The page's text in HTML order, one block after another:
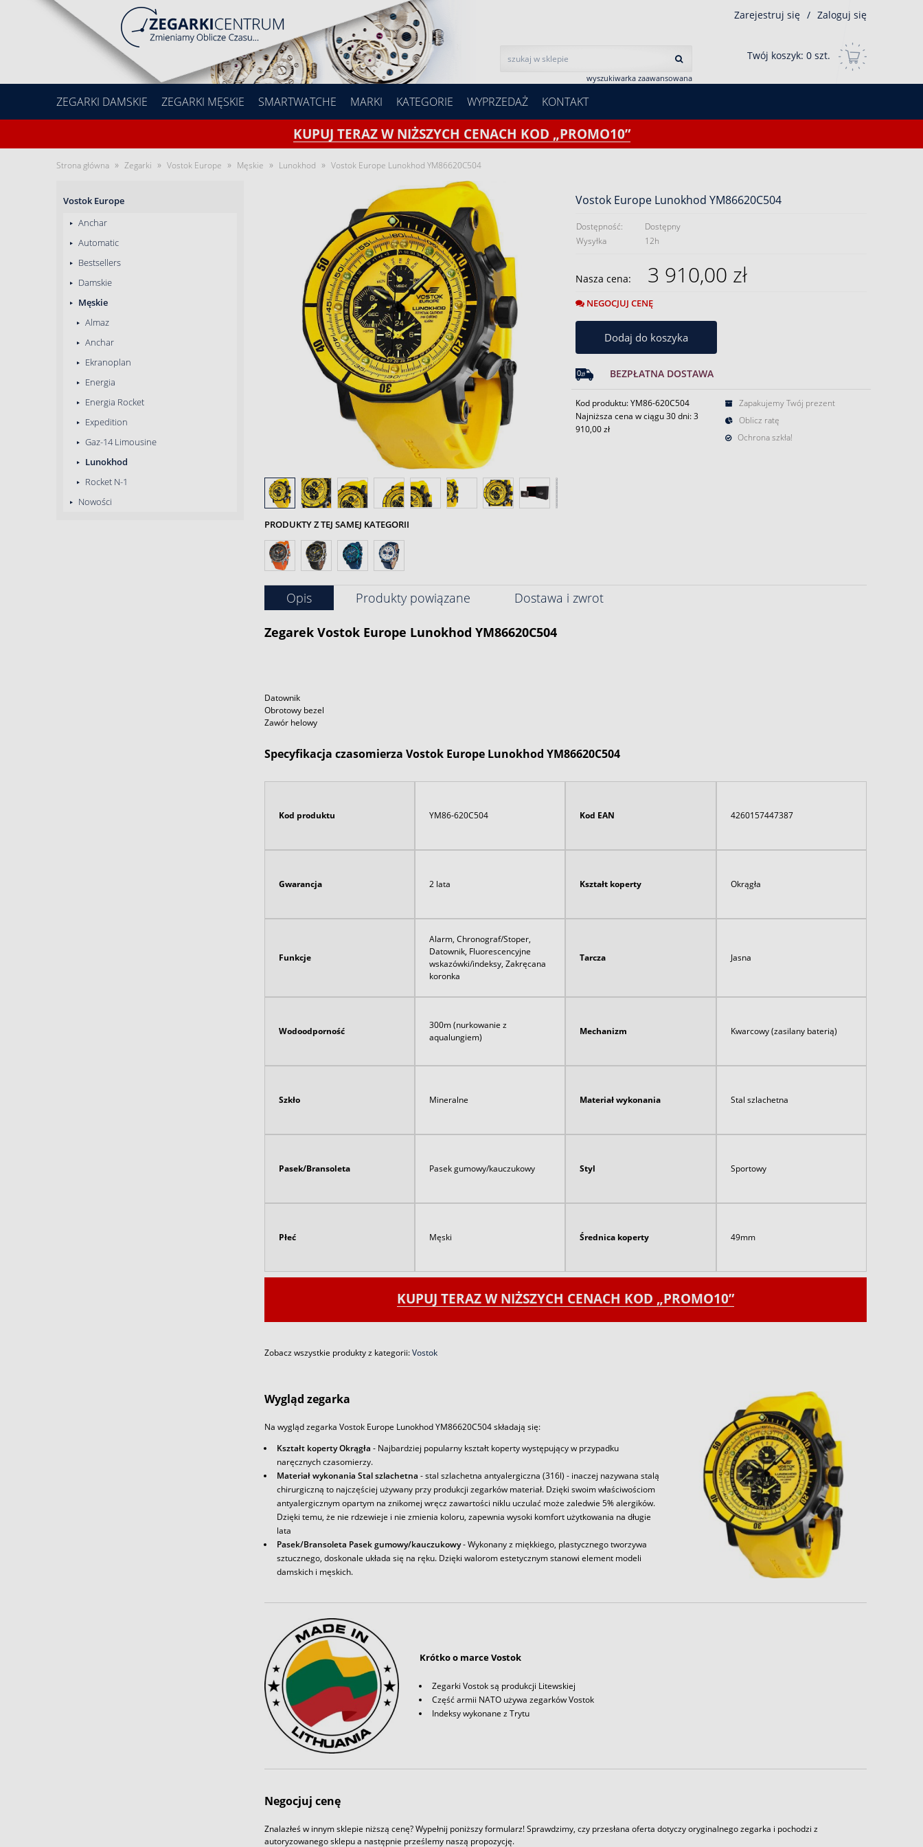
wyszukiwarka zaawansowana
Zarejestruj się / Zaloguj się
Twój koszyk: 0 szt.
ZEGARKI DAMSKIE ZEGARKI MĘSKIE SMARTWATCHE MARKI KATEGORIE WYPRZEDAŻ KONTAKT
KUPUJ TERAZ W NIŻSZYCH CENACH KOD „PROMO10”
Strona główna » Zegarki » Vostok Europe » Męskie » Lunokhod » Vostok Europe Lunokhod YM86620C504
Vostok Europe
Anchar
Automatic
Bestsellers
Damskie
Męskie
Almaz
Anchar
Ekranoplan
Energia
Energia Rocket
Expedition
Gaz-14 Limousine
Lunokhod
Rocket N-1
Nowości
PRODUKTY Z TEJ SAMEJ KATEGORII
Vostok Europe Lunokhod YM86620C504
Dostępność:
Dostępny
Wysyłka
12h
Nasza cena: 3 910,00 zł
NEGOCJUJ CENĘ
Dodaj do koszyka
BEZPŁATNA DOSTAWA
Kod produktu: YM86-620C504
Najniższa cena w ciągu 30 dni:3
910,00 zł
Zapakujemy Twój prezent
Oblicz ratę
Ochrona szkła!
Opis Produkty powiązane Dostawa i zwrot
Zegarek VostokEurope Lunokhod YM86620C504
Datownik
Obrotowy bezel
Zawór helowy
Specyfikacja czasomierza Vostok Europe Lunokhod YM86620C504
Kod produktu YM86-620C504 Kod EAN 4260157447387
Gwarancja 2 lata Kształt koperty Okrągła
Funkcje
Alarm, Chronograf/Stoper,
Datownik, Fluorescencyjne
wskazówki/indeksy, Zakręcana
koronka
Tarcza Jasna
Wodoodporność
300m (nurkowanie z
aqualungiem)
Mechanizm Kwarcowy (zasilany baterią)
Szkło Mineralne Materiał wykonania Stal szlachetna
Pasek/Bransoleta Pasek gumowy/kauczukowy Styl Sportowy
Płeć Męski Średnica koperty 49mm
KUPUJ TERAZ W NIŻSZYCH CENACH KOD „PROMO10”
Zobacz wszystkie produkty z kategorii:Vostok
Wygląd zegarka
Na wygląd zegarka Vostok Europe Lunokhod YM86620C504 składają się:
Kształt koperty Okrągła - Najbardziej popularny kształt koperty występujący w przypadku
naręcznych czasomierzy.
Materiał wykonania Stal szlachetna - stal szlachetna antyalergiczna (316l) - inaczej nazywana stalą
chirurgiczną to najczęściej używany przy produkcji zegarków materiał. Dzięki swoim właściwościom
antyalergicznym opartym na znikomej wręcz zawartości niklu uczulać może zaledwie 5% alergików.
Dzięki temu, że nie rdzewieje i nie zmienia koloru, zapewnia wysoki komfort użytkowania na długie
lata
Pasek/Bransoleta Pasek gumowy/kauczukowy- Wykonany z miękkiego, plastycznego tworzywa
sztucznego, doskonale układa się na ręku. Dzięki walorom estetycznym stanowi element modeli
damskich i męskich.
Krótko o marce Vostok
Zegarki Vostok są produkcji Litewskiej
Część armii NATO używa zegarków Vostok
Indeksy wykonane z Trytu
Negocjuj cenę
Znalazłeś w innym sklepie niższą cenę? Wypełnij poniższy formularz! Sprawdzimy, czy przesłana oferta dotyczy oryginalnego zegarka i pochodzi z
autoryzowanego sklepu a następnie prześlemy naszą propozycję.